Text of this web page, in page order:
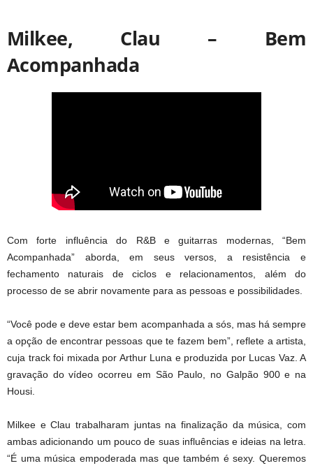
Milkee, Clau – Bem
Acompanhada
Com forte influência do R&B e guitarras modernas, “Bem
Acompanhada” aborda, em seus versos, a resistência e
fechamento naturais de ciclos e relacionamentos, além do
processo de se abrir novamente para as pessoas e possibilidades.
“Você pode e deve estar bem acompanhada a sós, mas há sempre
a opção de encontrar pessoas que te fazem bem”, reflete a artista,
cuja track foi mixada por Arthur Luna e produzida por Lucas Vaz. A
gravação do vídeo ocorreu em São Paulo, no Galpão 900 e na
Housi.
Milkee e Clau trabalharam juntas na finalização da música, com
ambas adicionando um pouco de suas influências e ideias na letra.
“É uma música empoderada mas que também é sexy. Queremos